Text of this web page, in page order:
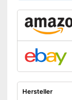
Hersteller